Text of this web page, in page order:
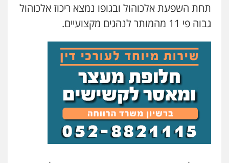
תחת השפעת אלכוהול ובגופו נמצא ריכוז אלכוהול
גבוה פי 11 מהמותר לנהגים מקצועיים.